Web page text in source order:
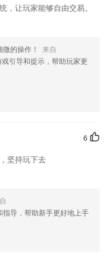
小游戏带领宝宝认识数字
经验，还能和专家一起参加
存。
多兴趣，爱上弹钢琴。
识要点。更有解答思路开放
直接将它拍照在软件中去查
基础交通知识开始学习；
，让玩家能够自由交易。
的操作！
来自
引导和提示，帮助玩家更
6
坚持玩下去
指导，帮助新手更好地上手